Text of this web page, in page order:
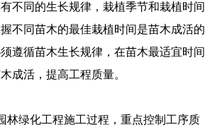
不同的生长规律，栽植季节和栽植时间
不同苗木的最佳栽植时间是苗木成活的
遵循苗木生长规律，在苗木最适宜时间
成活，提高工程质量。
绿化工程施工过程，重点控制工序质